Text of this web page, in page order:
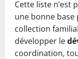
Cette liste n’est
une bonne
collection
développer le
coordination,